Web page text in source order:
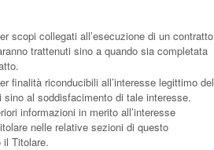
scopi collegati all’esecuzione di un contratto
trattenuti sino a quando sia completata
finalità riconducibili all’interesse legittimo del
sino al soddisfacimento di tale interesse.
informazioni in merito all’interesse
nelle relative sezioni di questo
il Titolare.